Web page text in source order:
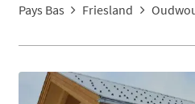
Pays Bas
Friesland